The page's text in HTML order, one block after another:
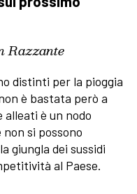
Razzante
distinti per la pioggia
è bastata però a
alleati è un nodo
si possono
giungla dei sussidi
al Paese.